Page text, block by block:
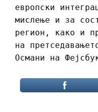
европски
мислење и за
регион, како и
на
Османи на